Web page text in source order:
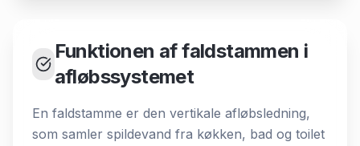
Funktionen af faldstammen i
afløbssystemet
En faldstamme er den vertikale afløbsledning,
som samler spildevand fra køkken, bad og toilet